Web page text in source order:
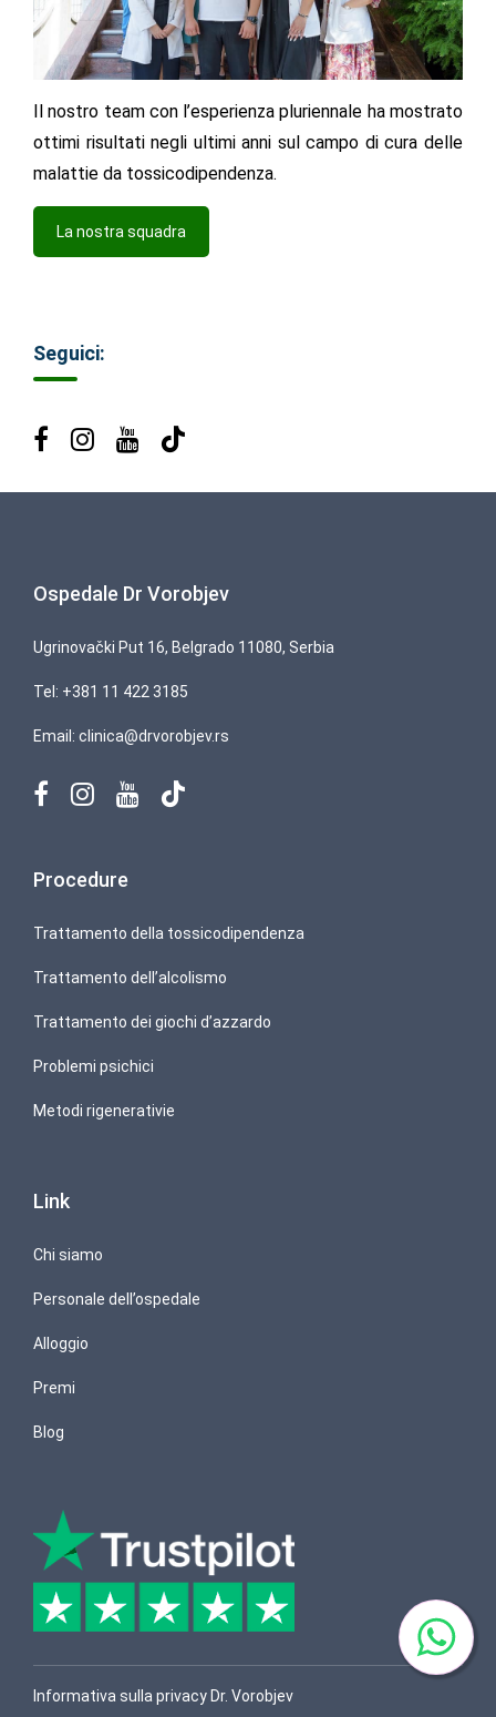
Il nostro team con l’esperienza pluriennale ha mostrato
ottimi risultati negli ultimi anni sul campo di cura delle
malattie da tossicodipendenza.
La nostra squadra
Seguici:
Ospedale Dr Vorobjev
Ugrinovački Put 16, Belgrado 11080, Serbia
Tel: +381 11 422 3185
Email: clinica@drvorobjev.rs
Procedure
Trattamento della tossicodipendenza
Trattamento dell’alcolismo
Trattamento dei giochi d’azzardo
Problemi psichici
Metodi rigenerativie
Link
Chi siamo
Personale dell’ospedale
Alloggio
Premi
Blog
Informativa sulla privacy Dr. Vorobjev